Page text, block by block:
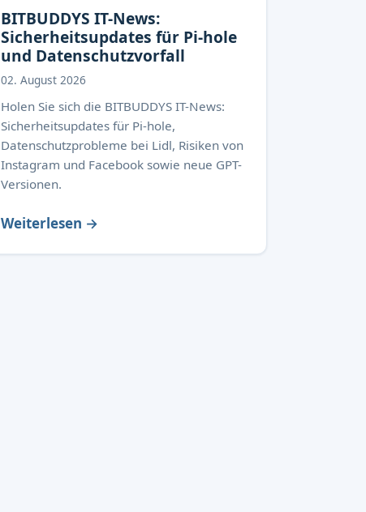
BITBUDDYS IT-News:
Sicherheitsupdates für Pi-hole
und Datenschutzvorfall
02. August 2026
Holen Sie sich die BITBUDDYS IT-News:
Sicherheitsupdates für Pi-hole,
Datenschutzprobleme bei Lidl, Risiken von
Instagram und Facebook sowie neue GPT-
Versionen.
Weiterlesen →